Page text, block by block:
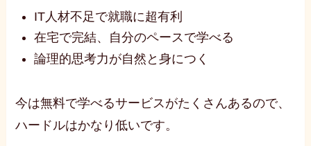
IT人材不足で就職に超有利
在宅で完結、自分のペースで学べる
論理的思考力が自然と身につく
今は無料で学べるサービスがたくさんあるので、
ハードルはかなり低いです。